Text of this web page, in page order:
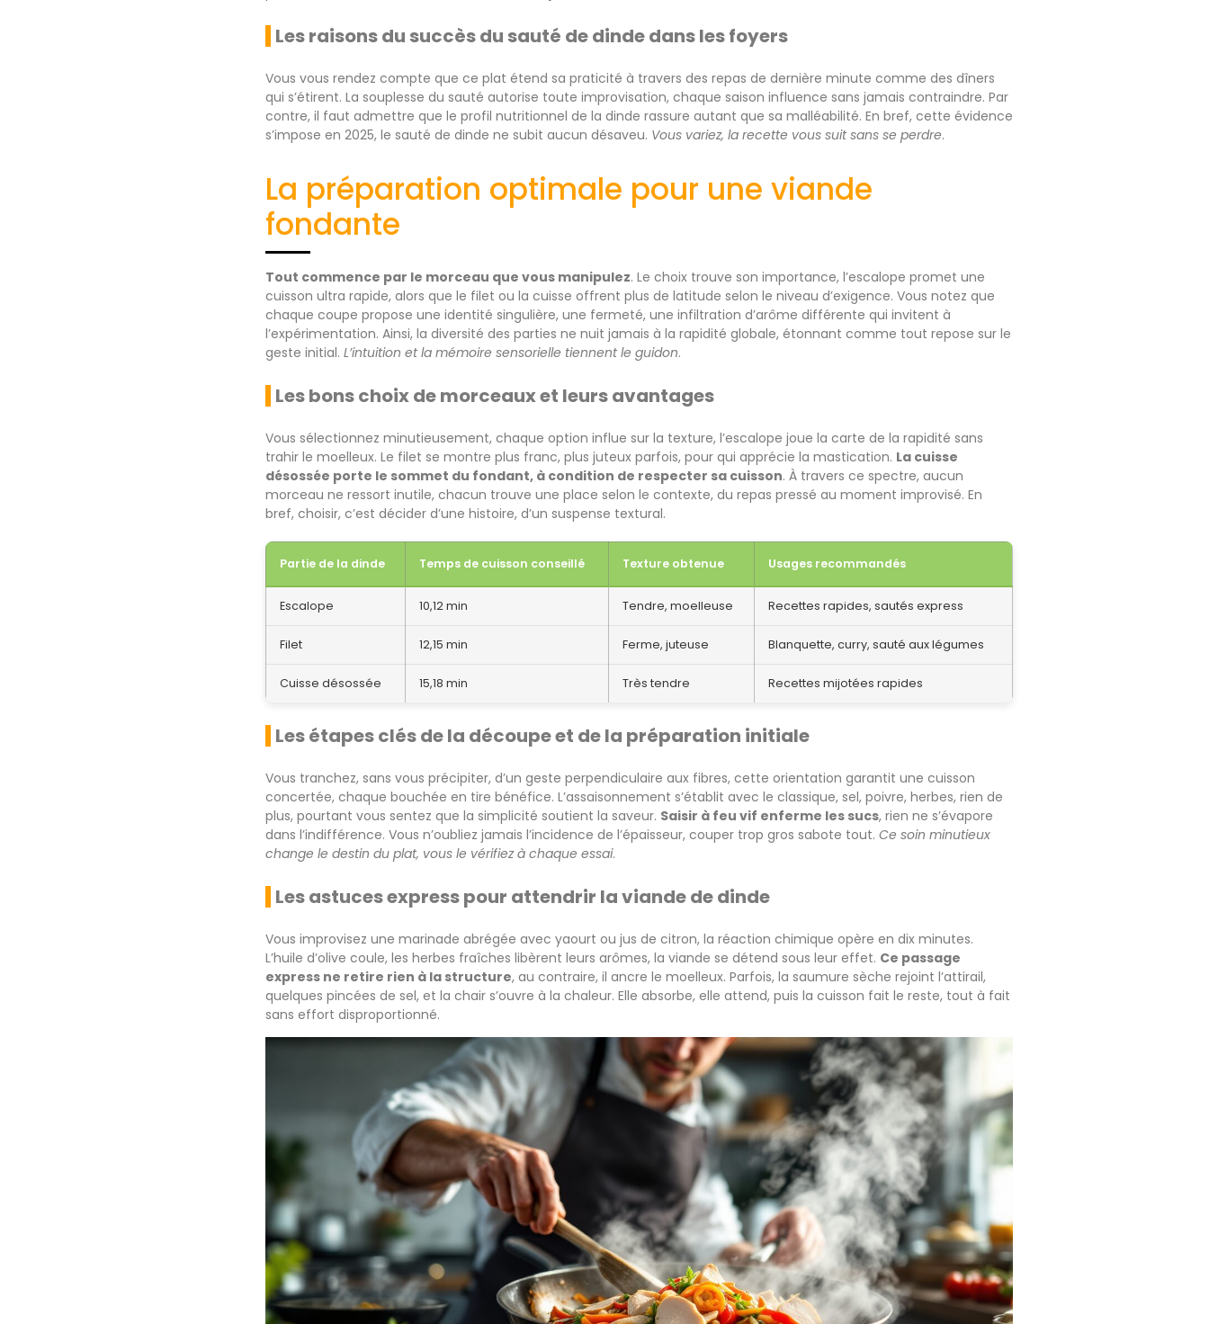
Les raisons du succès du sauté de dinde dans les foyers
Vous vous rendez compte que ce plat étend sa praticité à travers des repas de dernière minute comme des dîners
qui s’étirent. La souplesse du sauté autorise toute improvisation, chaque saison influence sans jamais contraindre. Par
contre, il faut admettre que le profil nutritionnel de la dinde rassure autant que sa malléabilité. En bref, cette évidence
s’impose en 2025, le sauté de dinde ne subit aucun désaveu. Vous variez, la recette vous suit sans se perdre.
La préparation optimale pour une viande
fondante
Tout commence par le morceau que vous manipulez. Le choix trouve son importance, l’escalope promet une
cuisson ultra rapide, alors que le filet ou la cuisse offrent plus de latitude selon le niveau d’exigence. Vous notez que
chaque coupe propose une identité singulière, une fermeté, une infiltration d’arôme différente qui invitent à
l’expérimentation. Ainsi, la diversité des parties ne nuit jamais à la rapidité globale, étonnant comme tout repose sur le
geste initial. L’intuition et la mémoire sensorielle tiennent le guidon.
Les bons choix de morceaux et leurs avantages
Vous sélectionnez minutieusement, chaque option influe sur la texture, l’escalope joue la carte de la rapidité sans
trahir le moelleux. Le filet se montre plus franc, plus juteux parfois, pour qui apprécie la mastication. La cuisse
désossée porte le sommet du fondant, à condition de respecter sa cuisson. À travers ce spectre, aucun
morceau ne ressort inutile, chacun trouve une place selon le contexte, du repas pressé au moment improvisé. En
bref, choisir, c’est décider d’une histoire, d’un suspense textural.
Partie de la dinde Temps de cuisson conseillé Texture obtenue Usages recommandés
Escalope 10,12 min Tendre, moelleuse Recettes rapides, sautés express
Filet 12,15 min Ferme, juteuse Blanquette, curry, sauté aux légumes
Cuisse désossée 15,18 min Très tendre Recettes mijotées rapides
Les étapes clés de la découpe et de la préparation initiale
Vous tranchez, sans vous précipiter, d’un geste perpendiculaire aux fibres, cette orientation garantit une cuisson
concertée, chaque bouchée en tire bénéfice. L’assaisonnement s’établit avec le classique, sel, poivre, herbes, rien de
plus, pourtant vous sentez que la simplicité soutient la saveur. Saisir à feu vif enferme les sucs, rien ne s’évapore
dans l’indifférence. Vous n’oubliez jamais l’incidence de l’épaisseur, couper trop gros sabote tout. Ce soin minutieux
change le destin du plat, vous le vérifiez à chaque essai.
Les astuces express pour attendrir la viande de dinde
Vous improvisez une marinade abrégée avec yaourt ou jus de citron, la réaction chimique opère en dix minutes.
L’huile d’olive coule, les herbes fraîches libèrent leurs arômes, la viande se détend sous leur effet. Ce passage
express ne retire rien à la structure, au contraire, il ancre le moelleux. Parfois, la saumure sèche rejoint l’attirail,
quelques pincées de sel, et la chair s’ouvre à la chaleur. Elle absorbe, elle attend, puis la cuisson fait le reste, tout à fait
sans effort disproportionné.